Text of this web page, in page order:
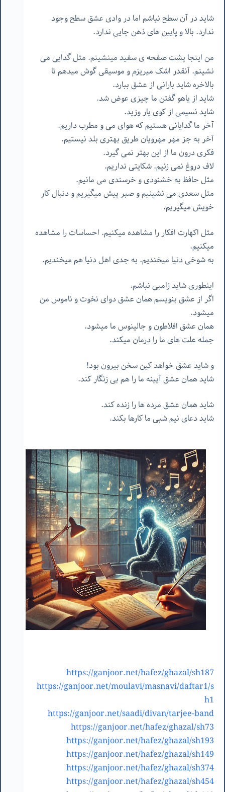
شاید در آن سطح نباشم اما در وادی عشق سطح وجود
ندارد. بالا و پایین های ذهن جایی ندارد.
من اینجا پشت صفحه ی سفید مینشینم. مثل گدایی می
نشینم. آنقدر اشک میریزم و موسیقی گوش میدهم تا
بالاخره شاید بارانی از عشق ببارد.
شاید از یاهو گفتن ما چیزی عوض شد.
شاید نسیمی از کوی یار وزید.
آخر ما گدایانی هستیم که هوای می و مطرب داریم.
آخر به جز مهر مهرویان طریق بهتری بلد نیستیم.
فکری درون ما از این بهتر نمی گیرد.
لاف دروغ نمی زنیم. شکایتی نداریم.
مثل حافظ به خشنودی و خرسندی می مانیم.
مثل سعدی می نشینیم و صبر پیش میگیریم و دنبال کار
خویش میگیریم.
مثل اکهارت افکار را مشاهده میکنیم. احساسات را مشاهده
میکنیم.
به شوخی دنیا میخندیم. به جدی اهل دنیا هم میخندیم.
اینطوری شاید زامبی نباشم.
اگر از عشق بنویسم همان عشق دوای نخوت و ناموس من
میشود.
همان عشق افلاطون و جالینوس ما میشود.
جمله علت های ما را درمان میکند.
و شاید عشق خواهد کین سخن بیرون بود!
شاید همان عشق آیینه ما را هم بی زنگار کند.
شاید همان عشق مرده ها را زنده کند.
شاید دعای نیم شبی ما کارها بکند.
https://ganjoor.net/hafez/ghazal/sh187
https://ganjoor.net/moulavi/masnavi/daftar1/s
h1
https://ganjoor.net/saadi/divan/tarjee-band
https://ganjoor.net/hafez/ghazal/sh73
https://ganjoor.net/hafez/ghazal/sh193
https://ganjoor.net/hafez/ghazal/sh149
https://ganjoor.net/hafez/ghazal/sh374
https://ganjoor.net/hafez/ghazal/sh454